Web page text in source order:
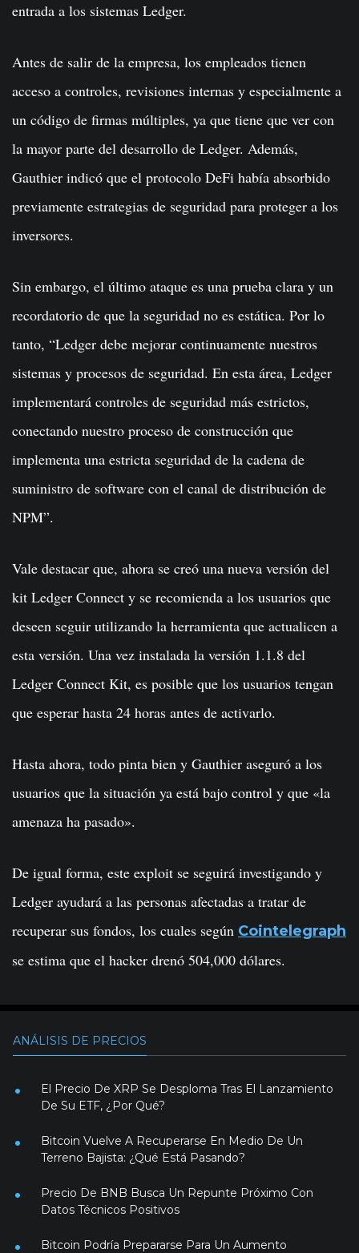
entrada a los sistemas Ledger.
Antes de salir de la empresa, los empleados tienen
acceso a controles, revisiones internas y especialmente a
un código de firmas múltiples, ya que tiene que ver con
la mayor parte del desarrollo de Ledger. Además,
Gauthier indicó que el protocolo DeFi había absorbido
previamente estrategias de seguridad para proteger a los
inversores.
Sin embargo, el último ataque es una prueba clara y un
recordatorio de que la seguridad no es estática. Por lo
tanto, “Ledger debe mejorar continuamente nuestros
sistemas y procesos de seguridad. En esta área, Ledger
implementará controles de seguridad más estrictos,
conectando nuestro proceso de construcción que
implementa una estricta seguridad de la cadena de
suministro de software con el canal de distribución de
NPM”.
Vale destacar que, ahora se creó una nueva versión del
kit Ledger Connect y se recomienda a los usuarios que
deseen seguir utilizando la herramienta que actualicen a
esta versión. Una vez instalada la versión 1.1.8 del
Ledger Connect Kit, es posible que los usuarios tengan
que esperar hasta 24 horas antes de activarlo.
Hasta ahora, todo pinta bien y Gauthier aseguró a los
usuarios que la situación ya está bajo control y que «la
amenaza ha pasado».
De igual forma, este exploit se seguirá investigando y
Ledger ayudará a las personas afectadas a tratar de
recuperar sus fondos, los cuales según Cointelegraph
se estima que el hacker drenó 504,000 dólares.
ANÁLISIS DE PRECIOS
El Precio De XRP Se Desploma Tras El Lanzamiento
De Su ETF, ¿Por Qué?
Bitcoin Vuelve A Recuperarse En Medio De Un
Terreno Bajista: ¿Qué Está Pasando?
Precio De BNB Busca Un Repunte Próximo Con
Datos Técnicos Positivos
Bitcoin Podría Prepararse Para Un Aumento